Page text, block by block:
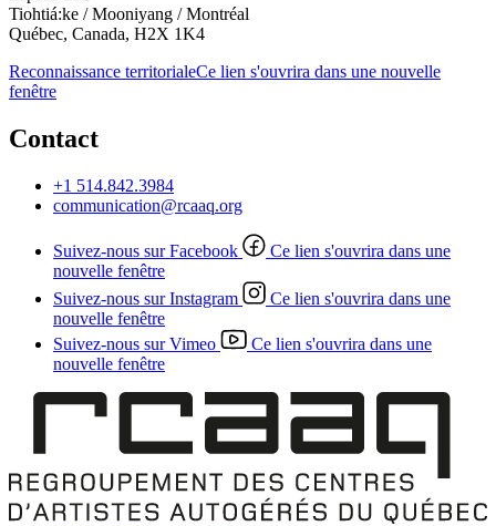
Tiohtiá:ke / Mooniyang / Montréal
Québec, Canada, H2X 1K4
Reconnaissance territorialeCe lien s'ouvrira dans une nouvelle
fenêtre
Contact
+1 514.842.3984
communication@rcaaq.org
Suivez-nous sur Facebook
Ce lien s'ouvrira dans une
nouvelle fenêtre
Suivez-nous sur Instagram
Ce lien s'ouvrira dans une
nouvelle fenêtre
Suivez-nous sur Vimeo
Ce lien s'ouvrira dans une
nouvelle fenêtre